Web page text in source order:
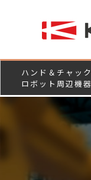
ハンド＆チャック
ロボット周辺機器